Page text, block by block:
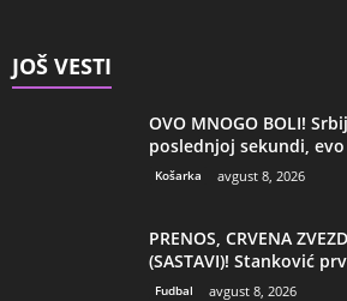
JOŠ VESTI
OVO MNOGO BOLI!
poslednjoj sekundi,
Košarka avgust 8, 2026
PRENOS, CRVENA
(SASTAVI)! Stanković
Fudbal avgust 8, 2026